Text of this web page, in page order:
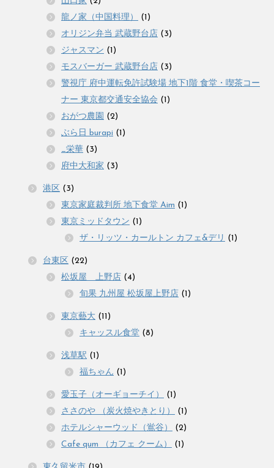
龍ノ家（中国料理）
(1)
オリジン弁当 武蔵野台店 (3)
ジャスマン (1)
モスバーガー 武蔵野台店 (3)
警視庁 府中運転免許試験場 地下1階 食堂・喫茶コー
ナー 東京都交通安全協会 (1)
おがつ農園 (2)
ぶら日 burapi (1)
_栄華 (3)
府中大和家 (3)
港区 (3)
東京家庭裁判所 地下食堂 Aim (1)
東京ミッドタウン (1)
ザ・リッツ・カールトン カフェ&デリ (1)
台東区 (22)
松坂屋 上野店 (4)
旬果 九州屋 松坂屋上野店 (1)
東京藝大 (11)
キャッスル食堂 (8)
浅草駅 (1)
福ちゃん (1)
愛玉子（オーギョーチイ）
(1)
ささのや （炭火焼やきとり）
(1)
ホテルシャーウッド（鴬谷）
(2)
Cafe qum （カフェ クーム）
(1)